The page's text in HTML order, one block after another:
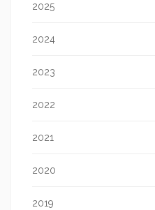
2025
2024
2023
2022
2021
2020
2019